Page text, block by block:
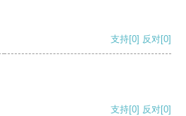
支持[0] 反对[0]
支持[0] 反对[0]